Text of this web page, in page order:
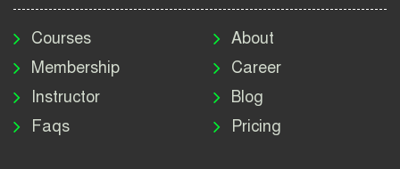
নিয়োগ বিজ্ঞপ্তি ২০২৬ | DNC
Job Circular 2026
পাসপোর্ট করতে কি কি লাগে
২০২৬ | ই-পাসপোর্ট আবেদন ও
Courses
Membership
Instructor
Faqs
About
Career
Blog
Pricing